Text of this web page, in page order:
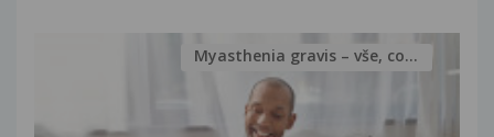
Myasthenia gravis – vše, co...